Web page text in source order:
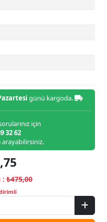
günü kargoda.
için
32 62
arayabilirsiniz.
: ₺475,00